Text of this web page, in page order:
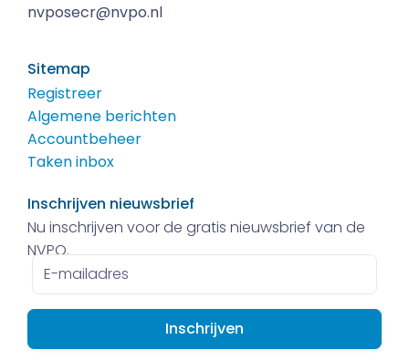
nvposecr@nvpo.nl
Sitemap
Registreer
Algemene berichten
Accountbeheer
Taken inbox
Inschrijven nieuwsbrief
Nu inschrijven voor de gratis nieuwsbrief van de
NVPO.
E-
mailadres